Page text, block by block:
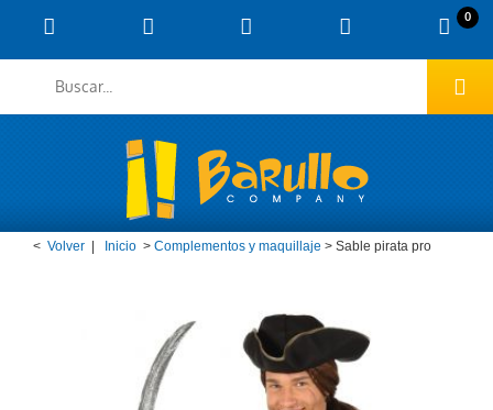
0
< Volver Inicio > Complementos y maquillaje > Sable pirata pro